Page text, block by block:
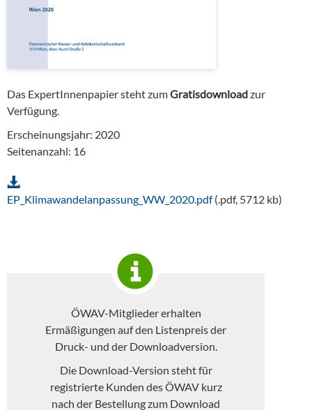
Das ExpertInnenpapier steht zumGratisdownloadzur
Verfügung.
Erscheinungsjahr: 2020
Seitenanzahl: 16
EP_Klimawandelanpassung_WW_2020.pdf(.pdf, 5712 kb)
ÖWAV-Mitglieder erhalten
Ermäßigungen auf den Listenpreis der
Druck- und der Downloadversion.
Die Download-Version steht für
registrierte Kunden des ÖWAV kurz
nach der Bestellung zum Download